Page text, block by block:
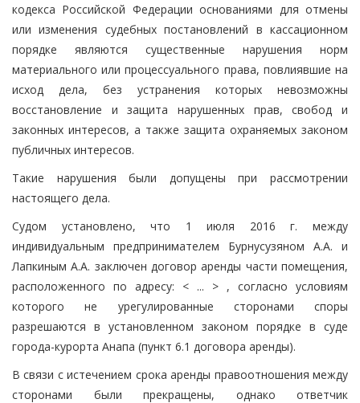
кодекса Российской Федерации основаниями для отмены
или изменения судебных постановлений в кассационном
порядке являются существенные нарушения норм
материального или процессуального права, повлиявшие на
исход дела, без устранения которых невозможны
восстановление и защита нарушенных прав, свобод и
законных интересов, а также защита охраняемых законом
публичных интересов.
Такие нарушения были допущены при рассмотрении
настоящего дела.
Судом установлено, что 1 июля 2016 г. между
индивидуальным предпринимателем Бурнусузяном А.А. и
Лапкиным А.А. заключен договор аренды части помещения,
расположенного по адресу: < ... > , согласно условиям
которого не урегулированные сторонами споры
разрешаются в установленном законом порядке в суде
города-курорта Анапа (пункт 6.1 договора аренды).
В связи с истечением срока аренды правоотношения между
сторонами были прекращены, однако ответчик